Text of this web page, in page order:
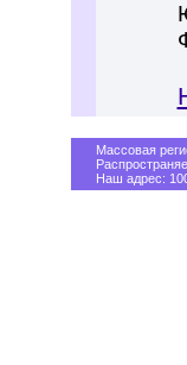
Массовая
Наш адрес: